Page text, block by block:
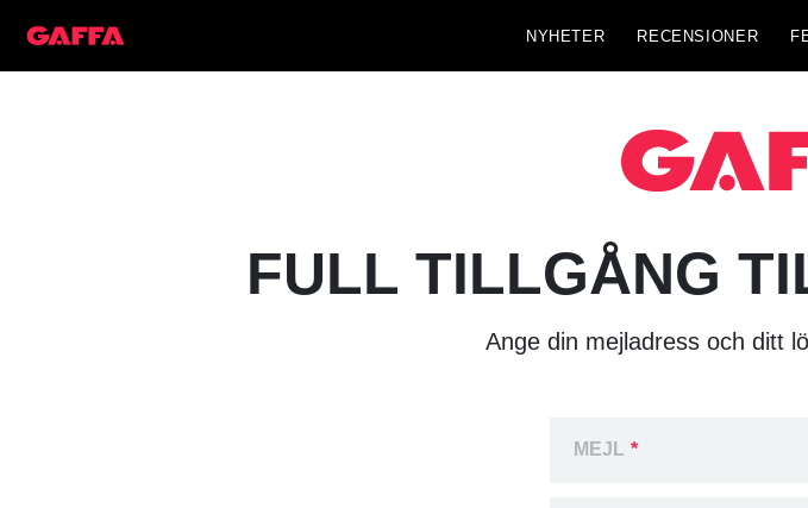
NYHETER RECENSIONER
FULL TILLGÅNG
Ange din mejladress och ditt
MEJL *